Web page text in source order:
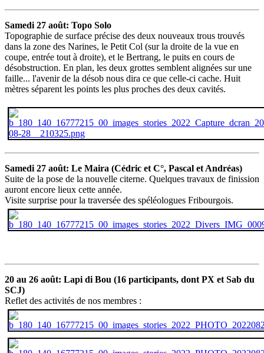
Samedi 27 août: Topo Solo
Topographie de surface précise des deux nouveaux trous trouvés
dans la zone des Narines, le Petit Col (sur la droite de la vue en
coupe, entrée tout à droite), et le Bertrang, le puits en cours de
désobstruction. En plan, les deux grottes semblent alignées sur une
faille... l'avenir de la désob nous dira ce que celle-ci cache. Huit
mètres séparent les points les plus proches des deux cavités.
Samedi 27 août: Le Maira (Cédric et C°, Pascal et Andréas)
Suite de la pose de la nouvelle citerne. Quelques travaux de finission
auront encore lieux cette année.
Visite surprise pour la traversée des spéléologues Fribourgois.
20 au 26 août: Lapi di Bou (16 participants, dont PX et Sab du
SCJ)
Reflet des activités de nos membres :